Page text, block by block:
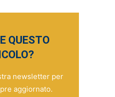
QUESTO
newsletter per
aggiornato.